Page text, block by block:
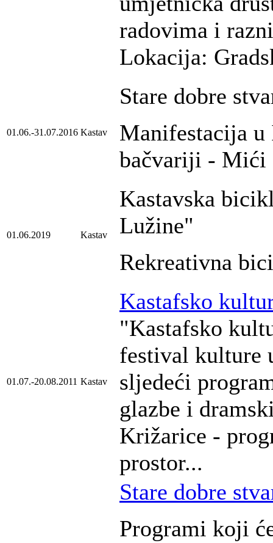
radovima i
Lokacija:
01.06.-31.07.2016 Kastav
Stare dobre
Manifestacija
bačvariji - Mići
01.06.2019 Kastav
Kastavska
Lužine"
Rekreativna
01.07.-20.08.2011 Kastav
Kastafsko
"Kastafsko
festival kulture
sljedeći
glazbe i
Križarice -
prostor...
Stare dobre
Programi koji